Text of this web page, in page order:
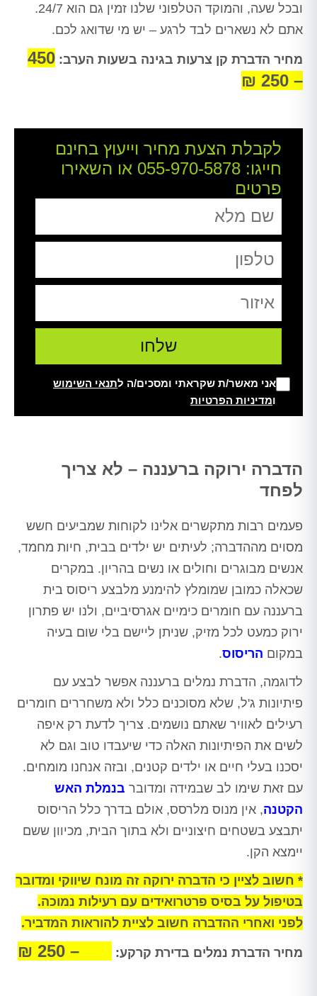
ובכל שעה, והמוקד הטלפוני שלנו זמין גם הוא 24/7.
אתם לא נשארים לבד לרגע – יש מי שדואג לכם.
מחיר הדברת קן צרעות בגינה בשעות הערב: 450
– 250 ₪
לקבלת הצעת מחיר וייעוץ בחינם
חייגו: 055-970-5878 או השאירו
פרטים
אני מאשר/ת שקראתי ומסכים/ה לתנאי השימוש
ומדיניות הפרטיות
הדברה ירוקה ברעננה – לא צריך
לפחד
פעמים רבות מתקשרים אלינו לקוחות שמביעים חשש
מסוים מההדברה; לעיתים יש ילדים בבית, חיות מחמד,
אנשים מבוגרים וחולים או נשים בהריון. במקרים
שכאלה כמובן שמומלץ להימנע מלבצע ריסוס בית
ברעננה עם חומרים כימיים אגרסיביים, ולנו יש פתרון
ירוק כמעט לכל מזיק, שניתן ליישם בלי שום בעיה
במקום הריסוס.
לדוגמה, הדברת נמלים ברעננה אפשר לבצע עם
פיתיונות ג'ל, שלא מסוכנים כלל ולא משחררים חומרים
רעילים לאוויר שאתם נושמים. צריך לדעת רק איפה
לשים את הפיתיונות האלה כדי שיעבדו טוב וגם לא
יסכנו בעלי חיים או ילדים קטנים, ובזה אנחנו מומחים.
עם זאת שימו לב שבמידה ומדובר בנמלת האש
הקטנה, אין מנוס מלרסס, אולם בדרך כלל הריסוס
יתבצע בשטחים חיצוניים ולא בתוך הבית, מכיוון ששם
יימצא הקן.
* חשוב לציין כי הדברה ירוקה זה מונח שיווקי ומדובר
בטיפול על בסיס פרטרואידים עם רעילות נמוכה.
לפני ואחרי ההדברה חשוב לציית להוראות המדביר.
מחיר הדברת נמלים בדירת קרקע: